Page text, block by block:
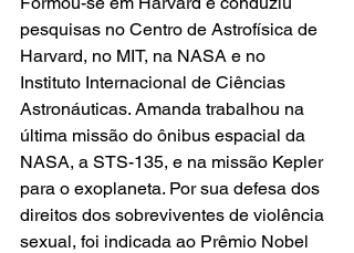
pesquisas no Centro de Astrofísica de
Harvard, no MIT, na NASA e no
Instituto Internacional de Ciências
Astronáuticas. Amanda trabalhou na
última missão do ônibus espacial da
NASA, a STS-135, e na missão Kepler
para o exoplaneta. Por sua defesa dos
direitos dos sobreviventes de violência
sexual, foi indicada ao Prêmio Nobel